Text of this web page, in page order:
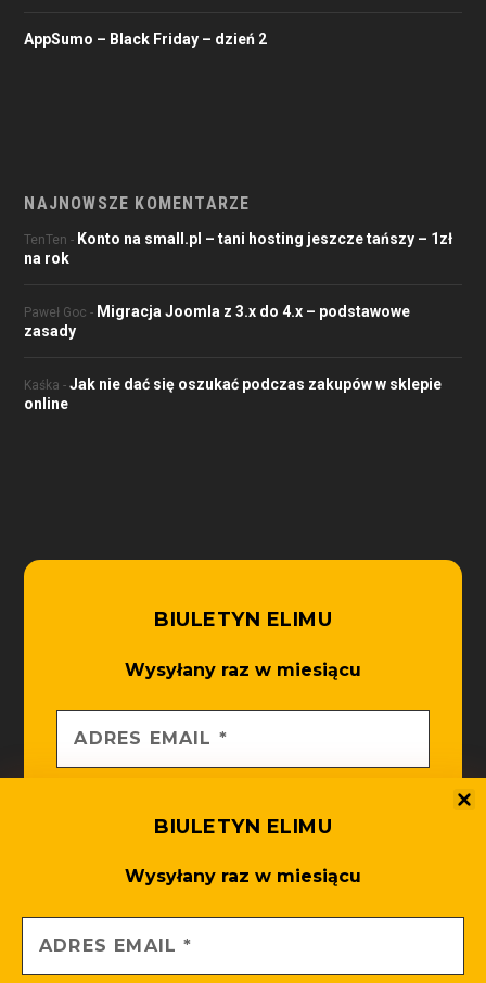
BIULETYN ELIMU
Wysyłany raz w miesiącu
AppSumo – Black Friday – dzień 2
NAJNOWSZE KOMENTARZE
TenTen - Konto na small.pl – tani hosting jeszcze tańszy – 1zł
na rok
Paweł Goc - Migracja Joomla z 3.x do 4.x – podstawowe
zasady
Kaśka -Jak nie dać się oszukać podczas zakupów w sklepie
online
BIULETYN ELIMU
Wysyłany raz w miesiącu